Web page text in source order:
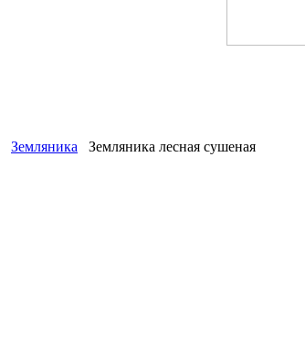
Земляника
Земляника лесная сушеная